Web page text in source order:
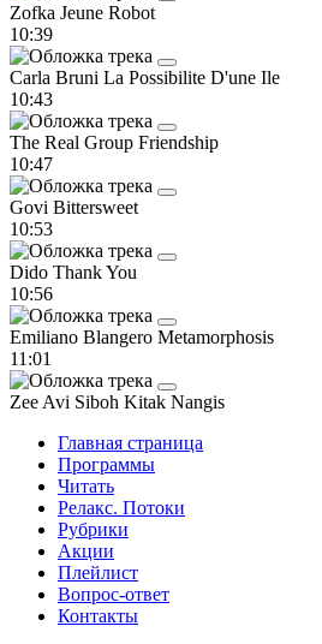
Zofka Jeune Robot
10:39
Carla Bruni La Possibilite D'une Ile
10:43
The Real Group Friendship
10:47
Govi Bittersweet
10:53
Dido Thank You
10:56
Emiliano Blangero Metamorphosis
11:01
Zee Avi Siboh Kitak Nangis
Главная страница
Программы
Читать
Релакс. Потоки
Рубрики
Акции
Плейлист
Вопрос-ответ
Контакты